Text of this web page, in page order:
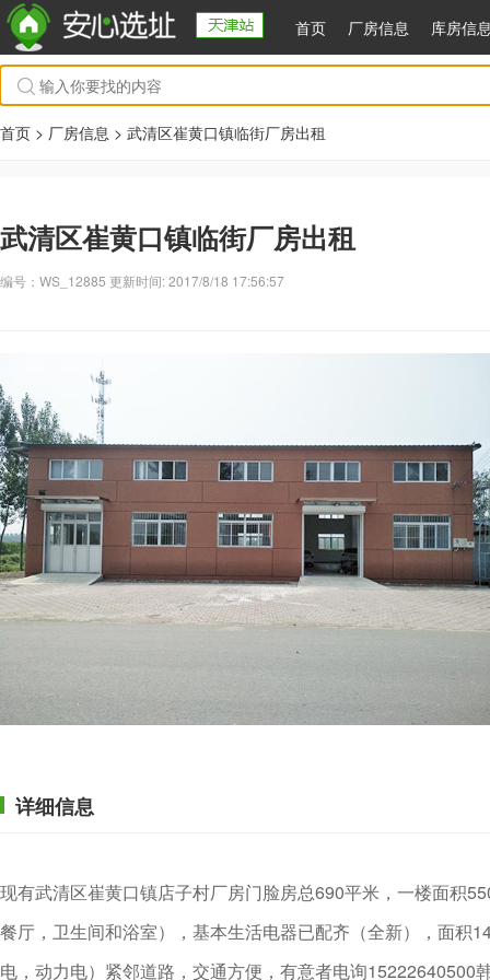
首页 厂房信息 库房信
首页 > 厂房信息 > 武清区崔黄口镇临街厂房出租
武清区崔黄口镇临街厂房出租
编号：WS_12885 更新时间: 2017/8/18 17:56:57
详细信息
现有武清区崔黄口镇店子村厂房门脸房总690平米，一楼面积
餐厅，卫生间和浴室），基本生活电器已配齐（全新），面积
电，动力电）紧邻道路，交通方便，有意者电询15222640500